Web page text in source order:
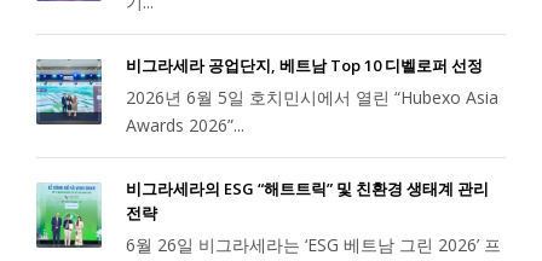
비그라세라 공업단지, 베트남 Top 10 디벨로퍼 선정
2026년 6월 5일 호치민시에서 열린 “Hubexo Asia
Awards 2026”...
비그라세라의 ESG “해트트릭” 및 친환경 생태계 관리
전략
6월 26일 비그라세라는 ‘ESG 베트남 그린 2026’ 프